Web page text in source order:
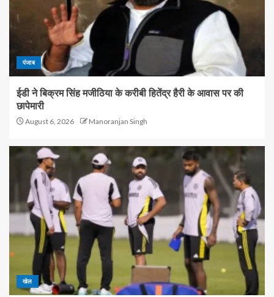
पंजाब
ईडी ने बिक्रम सिंह मजीठिया के करीबी हितेंद्र हैरी के आवास पर की
छापेमारी
August 6, 2026 Manoranjan Singh
खेल